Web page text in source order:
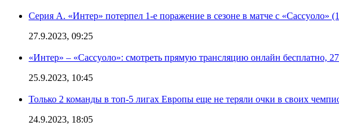
Серия А. «Интер» потерпел 1-е поражение в сезоне в матче с
27.9.2023, 09:25
«Интер» – «Сассуоло»: смотреть прямую трансляцию онлайн бесплатно,
25.9.2023, 10:45
Только 2 команды в топ-5 лигах Европы еще не теряли очки в своих
24.9.2023, 18:05